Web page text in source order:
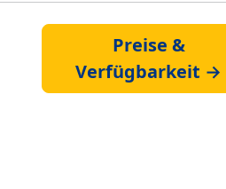
Preise &
Verfügbarkeit →